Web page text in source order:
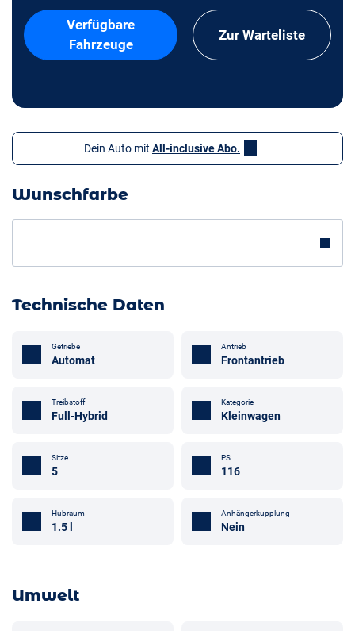
Verfügbare
Fahrzeuge
Zur Warteliste
Dein Auto mit All-inclusive Abo.
Wunschfarbe
Technische Daten
Getriebe
Automat
Antrieb
Frontantrieb
Treibstoff
Full-Hybrid
Kategorie
Kleinwagen
Sitze
5
PS
116
Hubraum
1.5 l
Anhängerkupplung
Nein
Umwelt